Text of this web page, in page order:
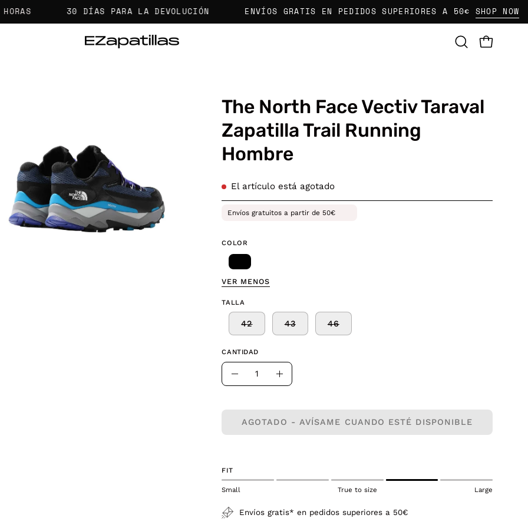
30 DÍAS PARA LA DEVOLUCIÓN ENVÍOS GRATIS EN PEDIDOS SUPERIORES A 50€ SHOP NOW
AbrirCARRO
The North Face Vectiv Taraval
Zapatilla Trail Running
Hombre
El artículo está agotado
Envíos gratuitos a partir de 50€
COLOR
VER MENOS
TALLA
42 43 46
CANTIDAD
Cantidad
Disminuir
cantidad
Aumentar
cantidad
AGOTADO - AVÍSAME CUANDO ESTÉ DISPONIBLE
FIT
Small True to size Large
Envíos gratis* en pedidos superiores a 50€